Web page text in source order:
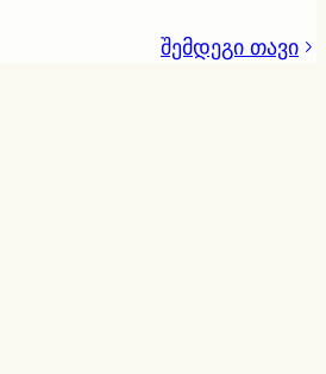
შემდეგი თავი